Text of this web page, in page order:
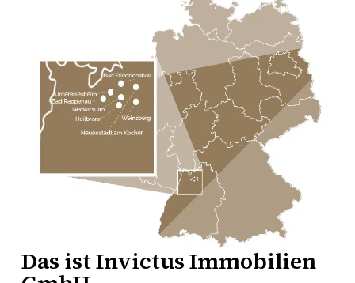
Das istInvictus Immobilien